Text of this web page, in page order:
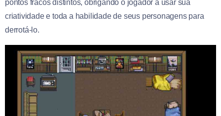
pontos fracos distintos, obrigando o jogador a usar sua
criatividade e toda a habilidade de seus personagens para
derrotá-lo.